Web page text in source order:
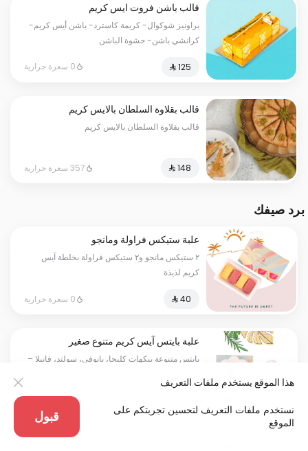
قالب باشن فروت ايس كريم
براونيز شوكوال- كريمة كاسترد- باشن أيس كريم-
كرانشي باشن- حشوة الباشن
0 سعرة حرارية
قالب بقلاوة السلطان بالايس كريم
قالب بقلاوة السلطان بالايس كريم
357 سعرة حرارية
برد صيفك
علبة ستيكس فراولة ومانجو
٢ ستيكس مانجو و٢ ستيكس فراولة بخلطة آيس
كريم لذيذة
0 سعرة حرارية
علبة بايتس آيس كريم متنوع صغير
بايتس متنوعة بنكهات كليجا، بانوفي، سولتد، فانيلا –
0 سعرة حرارية
هذا الموقع يستخدم ملفات التعريف
نستخدم ملفات التعريف لتحسين تجربتكم على
الموقع
قبول